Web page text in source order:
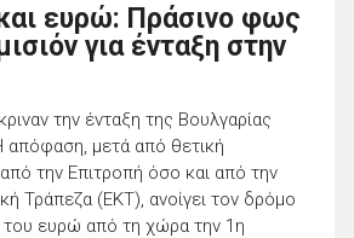
ευρώ: Πράσινο φως
για ένταξη στην
την ένταξη της Βουλγαρίας
μετά από θετική
την Επιτροπή όσο και από την
Τράπεζα (ΕΚΤ), ανοίγει τον δρόμο
του ευρώ από τη χώρα την 1η